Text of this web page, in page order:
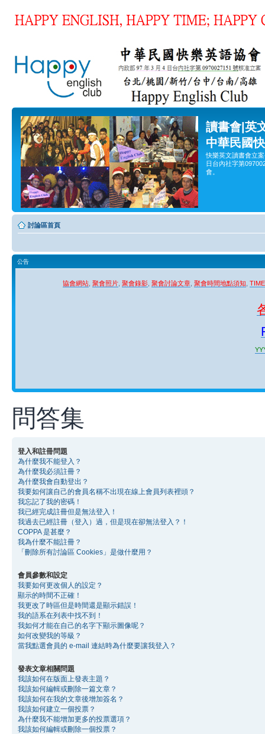
讀書會|英
中華民國
快樂英文讀書會立
日台內社字第
會。
討論區首頁
公告
協會網站 聚會照片 聚會錄影 聚會討論文章 聚會時間地點須知
問答集
登入和註冊問題
為什麼我不能登入？
為什麼我必須註冊？
為什麼我會自動登出？
我要如何讓自己的會員名稱不出現在線上會員列表裡頭？
我忘記了我的密碼！
我已經完成註冊但是無法登入！
我過去已經註冊（登入）過，但是現在卻無法登入？！
COPPA 是甚麼？
我為什麼不能註冊？
「刪除所有討論區 Cookies」是做什麼用？
會員參數和設定
我要如何更改個人的設定？
顯示的時間不正確！
我更改了時區但是時間還是顯示錯誤！
我的語系在列表中找不到！
我如何才能在自己的名字下顯示圖像呢？
如何改變我的等級？
當我點選會員的 e-mail 連結時為什麼要讓我登入？
發表文章相關問題
我該如何在版面上發表主題？
我該如何編輯或刪除一篇文章？
我該如何在我的文章後增加簽名？
我該如何建立一個投票？
為什麼我不能增加更多的投票選項？
我該如何編輯或刪除一個投票？